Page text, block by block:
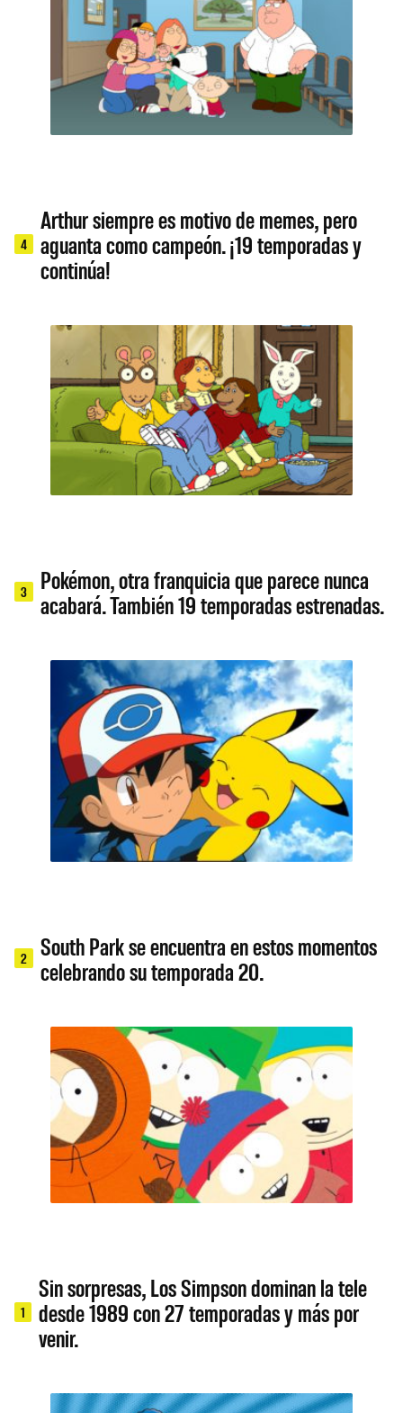
4
Arthur siempre es motivo de memes, pero
aguanta como campeón. ¡19 temporadas y
continúa!
3
Pokémon, otra franquicia que parece nunca
acabará. También 19 temporadas estrenadas.
2
South Park se encuentra en estos momentos
celebrando su temporada 20.
1
Sin sorpresas, Los Simpson dominan la tele
desde 1989 con 27 temporadas y más por
venir.